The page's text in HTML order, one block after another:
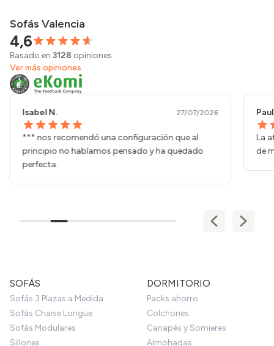
Sofás Valencia
4,6
Basado en 3128 opiniones
Ver más opiniones
Isabel N. 27/07/2026
*** nos recomendó una configuración que al
principio no habíamos pensado y ha quedado
perfecta.
La
de
SOFÁS
Sofás 3 Plazas a Medida
Sofás Chaise Longue
Sofás Modulares
Sillones
DORMITORIO
Packs ahorro
Colchones
Canapés y Somieres
Almohadas